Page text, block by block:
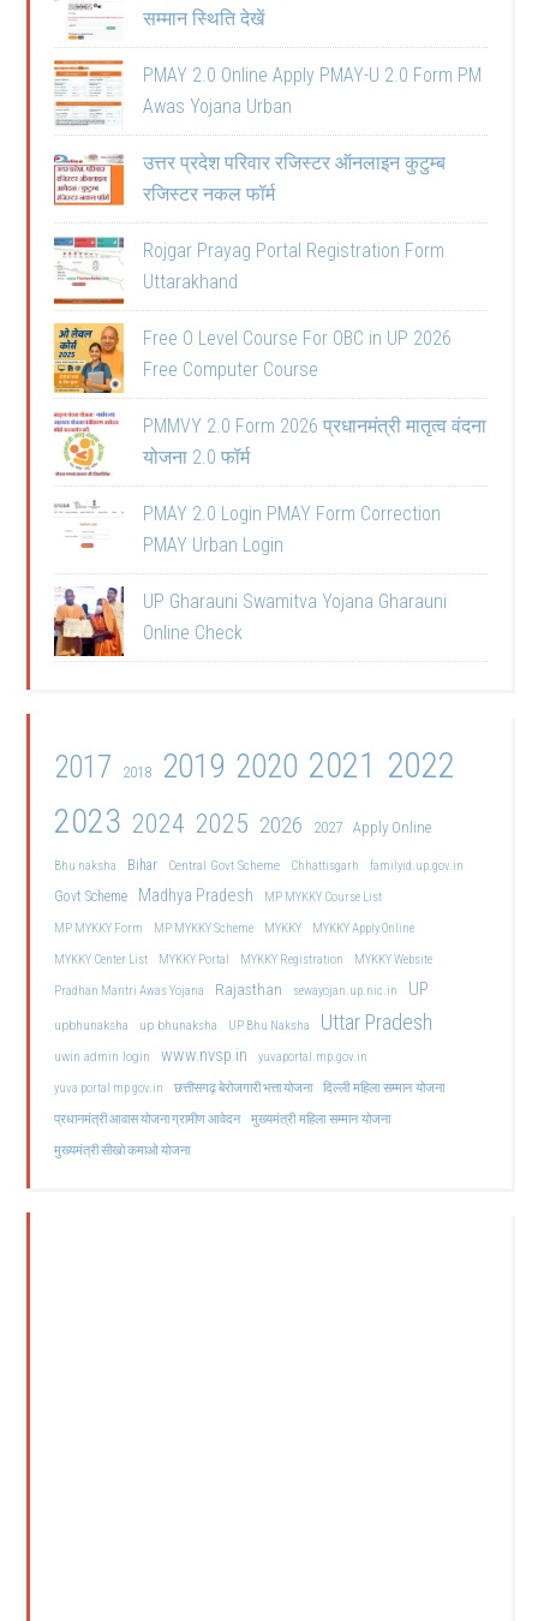
सम्मान स्थिति देखें
PMAY 2.0 Online Apply PMAY-U 2.0 Form PM
Awas Yojana Urban
उत्तर प्रदेश परिवार रजिस्टर ऑनलाइन कुटुम्ब
रजिस्टर नकल फॉर्म
Rojgar Prayag Portal Registration Form
Uttarakhand
Free O Level Course For OBC in UP 2026
Free Computer Course
PMMVY 2.0 Form 2026 प्रधानमंत्री मातृत्व वंदना
योजना 2.0 फॉर्म
PMAY 2.0 Login PMAY Form Correction
PMAY Urban Login
UP Gharauni Swamitva Yojana Gharauni
Online Check
2017 2018 2019 2020 2021 2022
2023 2024 2025 2026 2027 Apply Online
Bhu naksha Bihar Central Govt Scheme Chhattisgarh familyid.up.gov.in
Govt Scheme Madhya Pradesh
MP MYKKY Course List
MP MYKKY Form
MP MYKKY Scheme MYKKY
MYKKY Apply Online
MYKKY Center List
MYKKY Portal MYKKY Registration
MYKKY Website
Pradhan Mantri Awas Yojana
Rajasthan sewayojan.up.nic.in UP
upbhunaksha up bhunaksha UP Bhu Naksha Uttar Pradesh
uwin admin login www.nvsp.in
yuvaportal.mp.gov.in
yuva portal mp gov.in
छत्तीसगढ़ बेरोजगारी भत्ता योजना दिल्ली महिला सम्मान योजना
प्रधानमंत्री आवास योजना ग्रामीण आवेदन मुख्यमंत्री महिला सम्मान योजना
मुख्यमंत्री सीखो कमाओ योजना